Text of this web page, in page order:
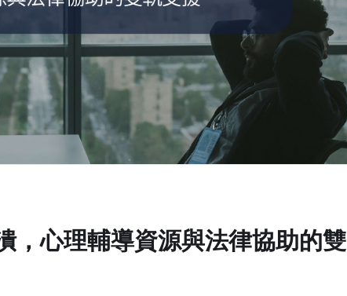
，心理輔導資源與法律協助的雙